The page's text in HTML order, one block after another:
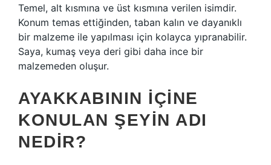
Temel, alt kısmına ve üst kısmına verilen isimdir.
Konum temas ettiğinden, taban kalın ve dayanıklı
bir malzeme ile yapılması için kolayca yıpranabilir.
Saya, kumaş veya deri gibi daha ince bir
malzemeden oluşur.
AYAKKABININ IÇINE
KONULAN ŞEYIN ADI
NEDIR?